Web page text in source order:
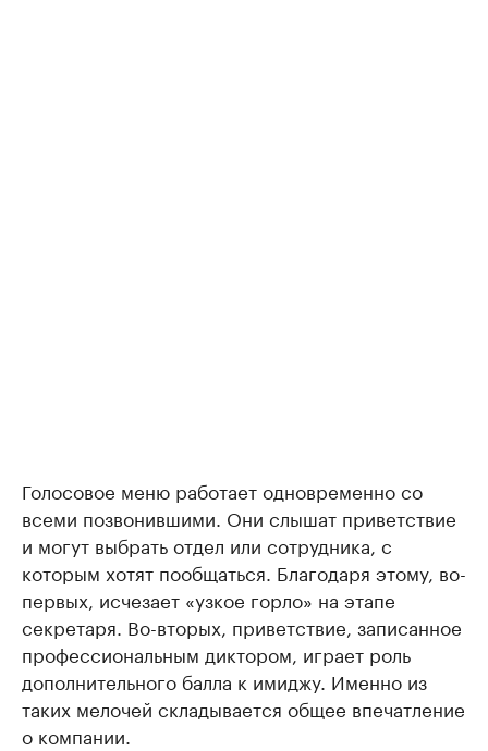
Голосовое меню работает одновременно со
всеми позвонившими. Они слышат приветствие
и могут выбрать отдел или сотрудника, с
которым хотят пообщаться. Благодаря этому, во-
первых, исчезает «узкое горло» на этапе
секретаря. Во-вторых, приветствие, записанное
профессиональным диктором, играет роль
дополнительного балла к имиджу. Именно из
таких мелочей складывается общее впечатление
о компании.